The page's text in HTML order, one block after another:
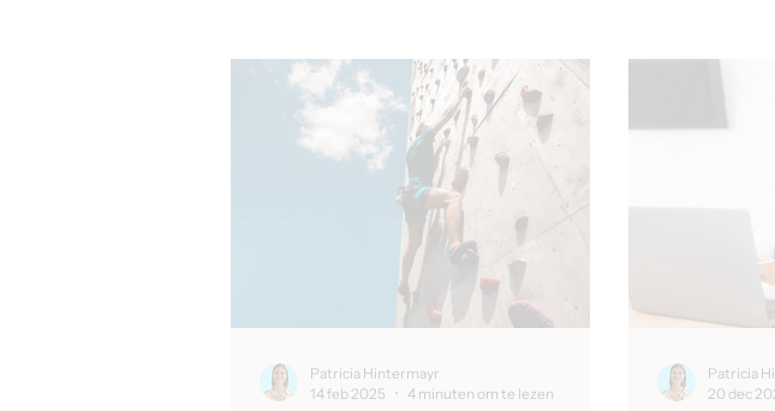
Patricia Hintermayr
14 feb 2025
4 minuten om te lezen
Patricia
20 dec